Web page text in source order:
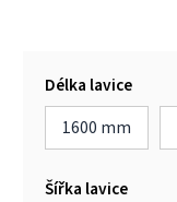
Délka lavice
1600 mm
Šířka lavice